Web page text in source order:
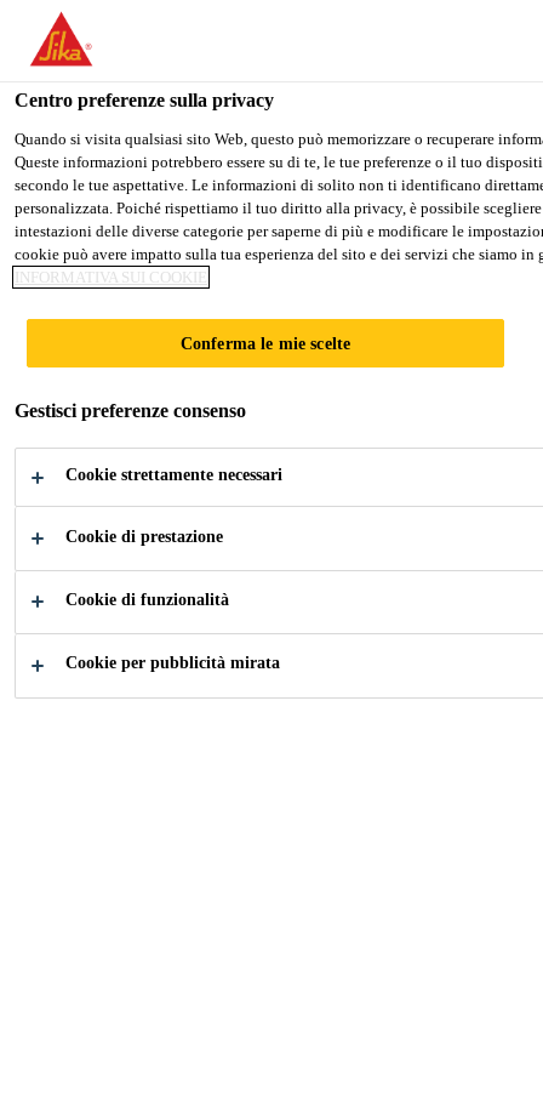
Stai visitando il sito web della "Sika Italia", sembra che si stia
per il vostro paese.
PASSARE A SIKA USA
Sika Italia
MARINE
Sigillature ed Incollaggi per interni ed
esterni e Insonorizzazioni per
pavimentazioni nella produzione e
riparazione per l'Industria Navale
Come possiamo aiutarti?
Centro preferenze sulla privacy
Quando si visita qualsiasi sito Web, questo può memorizzare o recuperare
Queste informazioni potrebbero essere su di te, le tue preferenze o il tuo
secondo le tue aspettative. Le informazioni di solito non ti identificano
personalizzata. Poiché rispettiamo il tuo diritto alla privacy, è possibile
intestazioni delle diverse categorie per saperne di più e modificare le
cookie può avere impatto sulla tua esperienza del sito e dei servizi che siamo in
INFORMATIVA SUI COOKIE
Conferma le mie scelte
Gestisci preferenze consenso
Cookie strettamente necessari
Cookie di prestazione
Cookie di funzionalità
Cookie per pubblicità mirata